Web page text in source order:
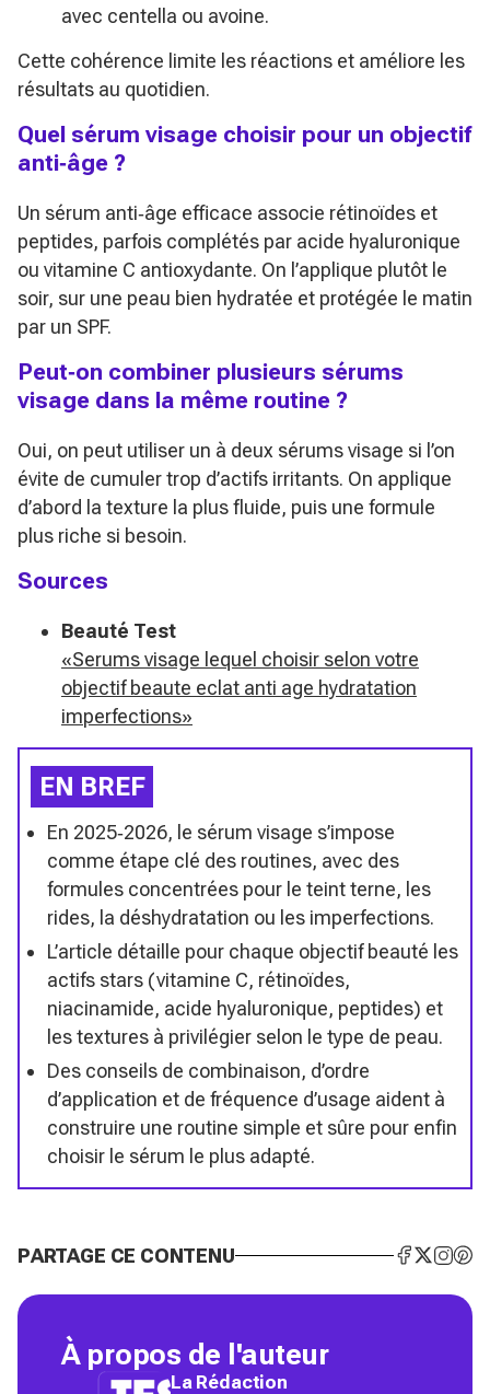
avec centella ou avoine.
Cette cohérence limite les réactions et améliore les
résultats au quotidien.
Quel sérum visage choisir pour un objectif
anti‑âge ?
Un sérum anti‑âge efficace associe rétinoïdes et
peptides, parfois complétés par acide hyaluronique
ou vitamine C antioxydante. On l’applique plutôt le
soir, sur une peau bien hydratée et protégée le matin
par un SPF.
Peut‑on combiner plusieurs sérums
visage dans la même routine ?
Oui, on peut utiliser un à deux sérums visage si l’on
évite de cumuler trop d’actifs irritants. On applique
d’abord la texture la plus fluide, puis une formule
plus riche si besoin.
Sources
Beauté Test
«Serums visage lequel choisir selon votre
objectif beaute eclat anti age hydratation
imperfections»
EN BREF
En 2025‑2026, le sérum visage s’impose
comme étape clé des routines, avec des
formules concentrées pour le teint terne, les
rides, la déshydratation ou les imperfections.
L’article détaille pour chaque objectif beauté les
actifs stars (vitamine C, rétinoïdes,
niacinamide, acide hyaluronique, peptides) et
les textures à privilégier selon le type de peau.
Des conseils de combinaison, d’ordre
d’application et de fréquence d’usage aident à
construire une routine simple et sûre pour enfin
choisir le sérum le plus adapté.
PARTAGE CE CONTENU
À propos de l'auteur
La Rédaction